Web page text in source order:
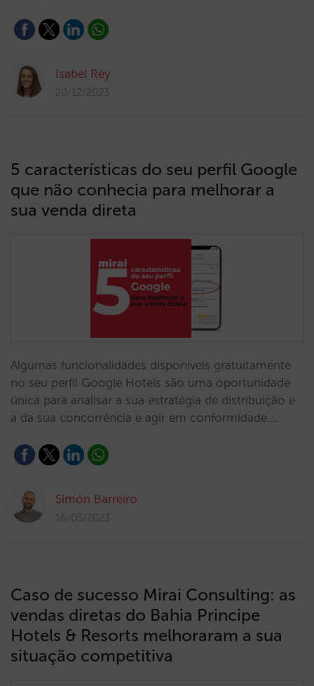
Isabel Rey
20/12/2023
5 características do seu perfil Google
que não conhecia para melhorar a
sua venda direta
Algumas funcionalidades disponíveis gratuitamente
no seu perfil Google Hotels são uma oportunidade
única para analisar a sua estratégia de distribuição e
a da sua concorrência e agir em conformidade.…
Simón Barreiro
16/05/2023
Caso de sucesso Mirai Consulting: as
vendas diretas do Bahia Principe
Hotels & Resorts melhoraram a sua
situação competitiva